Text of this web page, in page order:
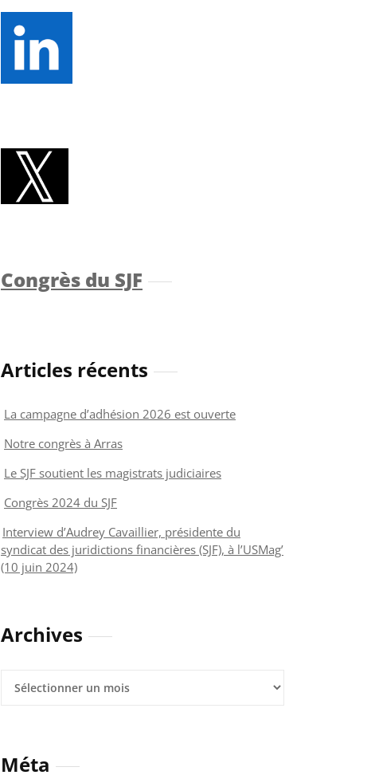
Congrès du SJF
Articles récents
La campagne d’adhésion 2026 est ouverte
Notre congrès à Arras
Le SJF soutient les magistrats judiciaires
Congrès 2024 du SJF
Interview d’Audrey Cavaillier, présidente du
syndicat des juridictions financières (SJF), à l’USMag’
(10 juin 2024)
Archives
Méta